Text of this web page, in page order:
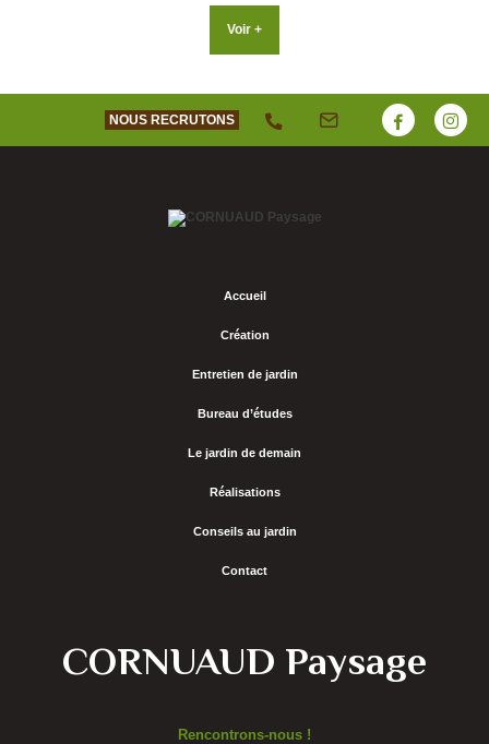
Voir +
NOUS RECRUTONS
Accueil
Création
Entretien de jardin
Bureau d’études
Le jardin de demain
Réalisations
Conseils au jardin
Contact
CORNUAUD Paysage
Rencontrons-nous !